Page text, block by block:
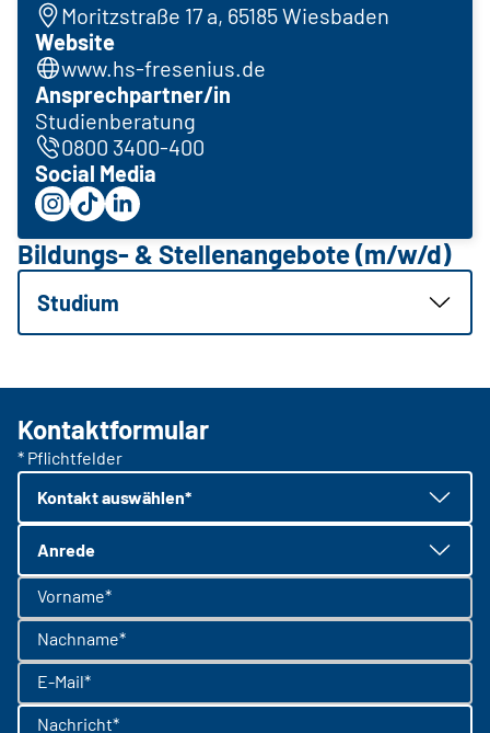
Moritzstraße 17 a, 65185 Wiesbaden
Website
www.hs-fresenius.de
Ansprechpartner/in
Studienberatung
0800 3400-400
Social Media
Bildungs- & Stellenangebote (m/w/d)
Studium
Kontaktformular
* Pflichtfelder
Kontakt auswählen*
Anrede
Vorname*
Nachname*
E-Mail*
Nachricht*